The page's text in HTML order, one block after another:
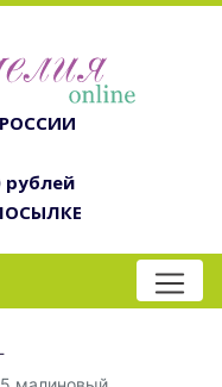
рублей